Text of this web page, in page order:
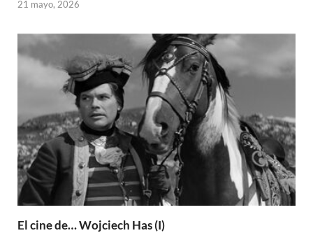
21 mayo, 2026
El cine de… Wojciech Has (I)